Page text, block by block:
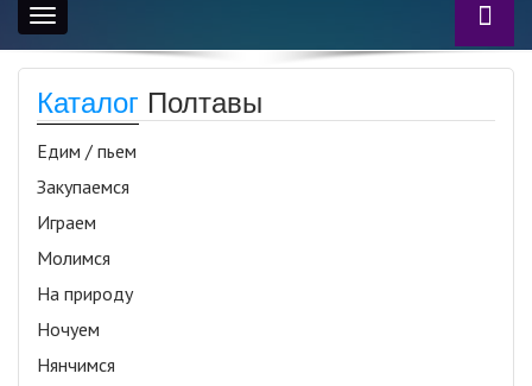
Toggle
navigation
Каталог Полтавы
Едим / пьем
Закупаемся
Играем
Молимся
На природу
Ночуем
Нянчимся